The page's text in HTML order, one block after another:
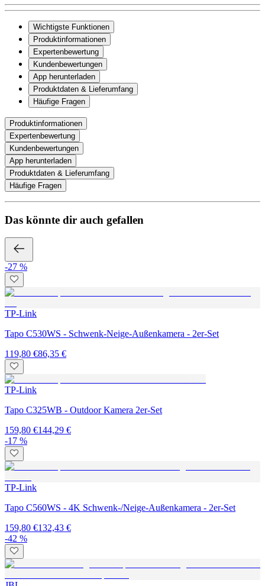
Wichtigste Funktionen
Produktinformationen
Expertenbewertung
Kundenbewertungen
App herunterladen
Produktdaten & Lieferumfang
Häufige Fragen
Produktinformationen
Expertenbewertung
Kundenbewertungen
App herunterladen
Produktdaten & Lieferumfang
Häufige Fragen
Das könnte dir auch gefallen
-27 %
TP-Link
Tapo C530WS - Schwenk-Neige-Außenkamera - 2er-Set
119,80 €86,35 €
TP-Link
Tapo C325WB - Outdoor Kamera 2er-Set
159,80 €144,29 €
-17 %
TP-Link
Tapo C560WS - 4K Schwenk-/Neige-Außenkamera - 2er-Set
159,80 €132,43 €
-42 %